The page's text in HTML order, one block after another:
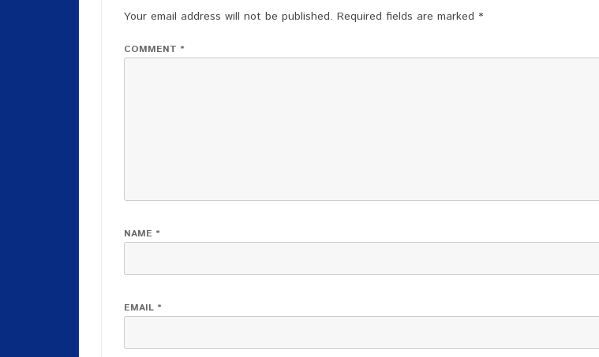
Your email address will not be published. Required fields are marked *
COMMENT *
NAME *
EMAIL *